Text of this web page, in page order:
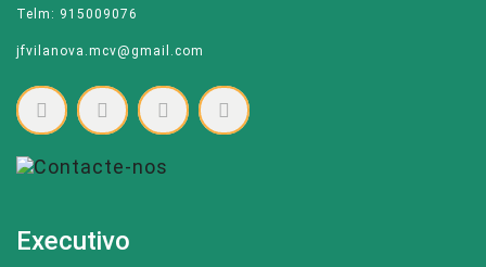
Telm: 915009076
jfvilanova.mcv@gmail.com
Executivo